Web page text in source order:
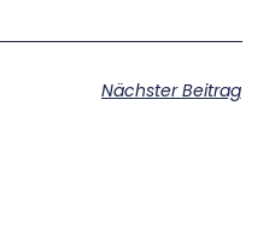
Nächster Beitrag